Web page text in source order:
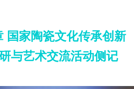
国家陶瓷文化传承创新
与艺术交流活动侧记